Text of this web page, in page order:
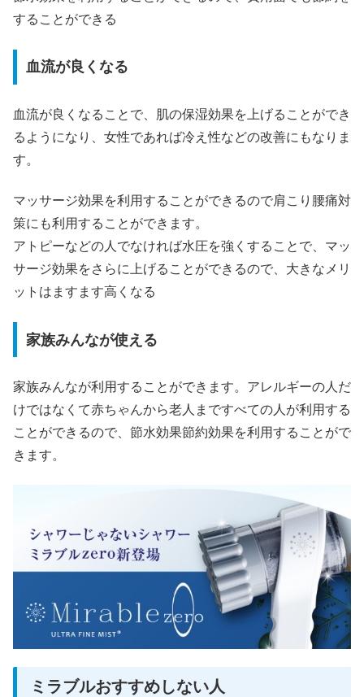
することができる
血流が良くなる
血流が良くなることで、肌の保湿効果を上げることができ
るようになり、女性であれば冷え性などの改善にもなりま
す。
マッサージ効果を利用することができるので肩こり腰痛対
策にも利用することができます。
アトピーなどの人でなければ水圧を強くすることで、マッ
サージ効果をさらに上げることができるので、大きなメリ
ットはますます高くなる
家族みんなが使える
家族みんなが利用することができます。アレルギーの人だ
けではなくて赤ちゃんから老人まですべての人が利用する
ことができるので、節水効果節約効果を利用することがで
きます。
ミラブルおすすめしない人